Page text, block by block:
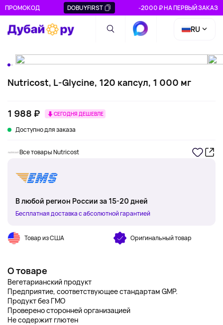
ПРОМОКОД DOBUYFIRST -2000 ₽ НА ПЕРВЫЙ ЗАКАЗ
RU
Nutricost, L-Glycine, 120 капсул, 1 000 мг
1 988 ₽ СЕГОДНЯ ДЕШЕВЛЕ
Доступно для заказа
Все товары Nutricost
В любой регион России за 15-20 дней
Бесплатная доставка с абсолютной гарантией
Товар из США Оригинальный товар
О товаре
Вегетарианский продукт
Предприятие, соответствующее стандартам GMP.
Продукт без ГМО
Проверено сторонней организацией
Не содержит глютен